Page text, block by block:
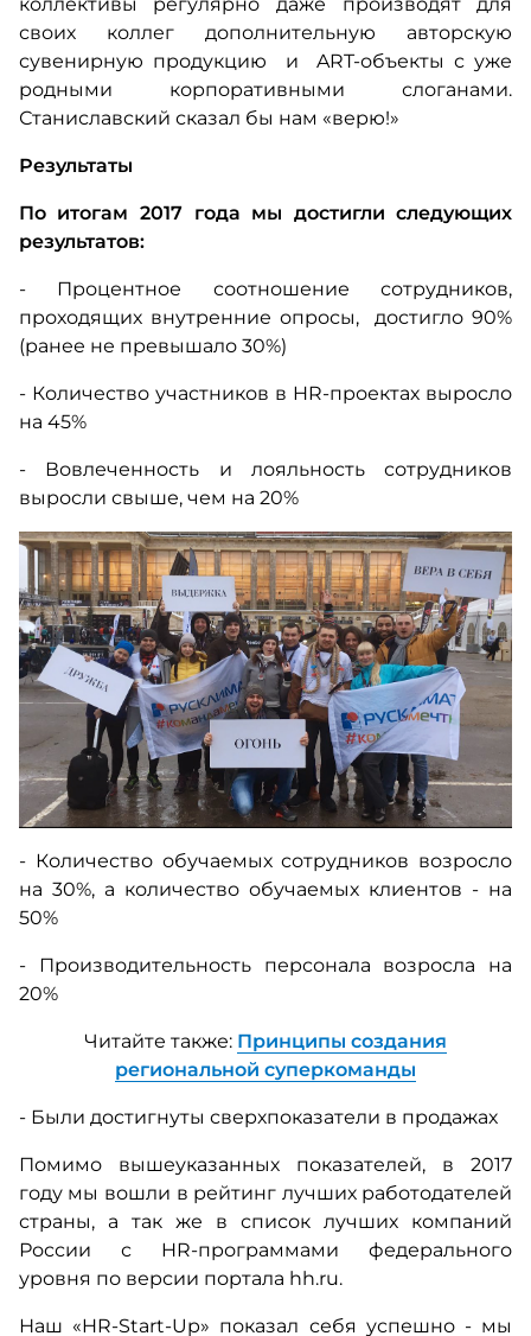
своих коллег дополнительную авторскую
сувенирную продукцию и ART-объекты с уже
родными корпоративными слоганами.
Станиславский сказал бы нам «верю!»
Результаты
По итогам 2017 года мы достигли следующих
результатов:
- Процентное соотношениесотрудников,
проходящих внутренние опросы, достигло 90%
(ранее не превышало 30%)
- Количество участников в HR-проектах выросло
на 45%
- Вовлеченность и лояльность сотрудников
выросли свыше, чем на 20%
- Количество обучаемых сотрудников возросло
на 30%, а количество обучаемых клиентов - на
50%
- Производительность персонала возросла на
20%
Читайте также: Принципы создания
региональной суперкоманды
- Были достигнуты сверхпоказатели в продажах
Помимо вышеуказанных показателей, в 2017
году мы вошли в рейтинг лучших работодателей
страны, а так же в список лучших компаний
России с HR-программами федерального
уровня по версии портала hh.ru.
Наш «HR-Start-Up» показал себя успешно - мы